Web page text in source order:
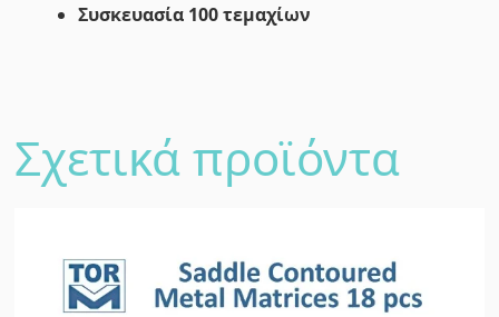
Συσκευασία 100 τεμαχίων
Σχετικά προϊόντα